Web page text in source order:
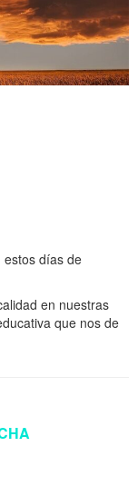
estos días de
en nuestras
que nos de